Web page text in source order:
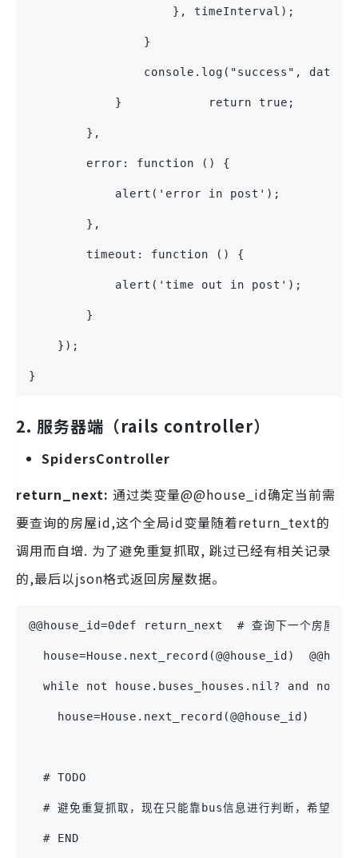
                    }, timeInterval);
                }
                console.log("success", data);
            }            return true;
        },
        error: function () {
alert('error in post');
        },
        timeout: function () {
alert('time out in post');
        }
    });
}
2. 服务器端（rails controller）
SpidersController
return_next: 通过类变量@@house_id确定当前需
要查询的房屋id,这个全局id变量随着return_text的
调用而自增. 为了避免重复抓取, 跳过已经有相关记录
的,最后以json格式返回房屋数据。
@@house_id=0def return_next  # 查询下一个房屋信
house=House.next_record(@@house_id)
while not house.buses_houses.nil? and not
house=House.next_record(@@house_id)
  # TODO
# 避免重复抓取，现在只能靠bus信息进行判断，希望更全
  # END